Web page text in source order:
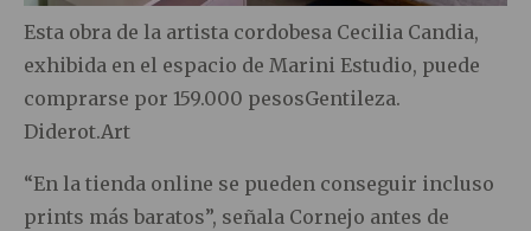
Esta obra de la artista cordobesa Cecilia Candia,
exhibida en el espacio de Marini Estudio, puede
comprarse por 159.000 pesosGentileza.
Diderot.Art
“En la tienda online se pueden conseguir incluso
prints más baratos”, señala Cornejo antes de